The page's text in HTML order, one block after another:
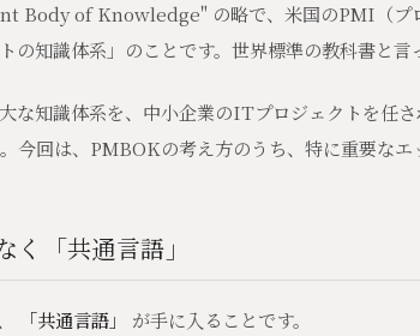
Body of Knowledge" の略で、米国のPMI（プ
の知識体系」のことです。世界標準の教科書と言
な知識体系を、中小企業のITプロジェクトを任
今回は、PMBOKの考え方のうち、特に重要なエ
「共通言語」
「共通言語」 が手に入ることです。